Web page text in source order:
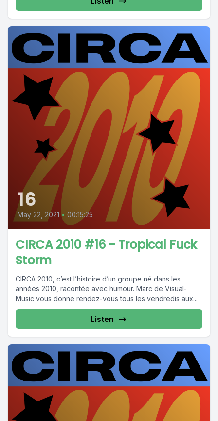
16
May 22, 2021 • 00:15:25
CIRCA 2010 #16 - Tropical Fuck
Storm
CIRCA 2010, c’est l’histoire d’un groupe né dans les
années 2010, racontée avec humour. Marc de Visual-
Music vous donne rendez-vous tous les vendredis aux...
Listen